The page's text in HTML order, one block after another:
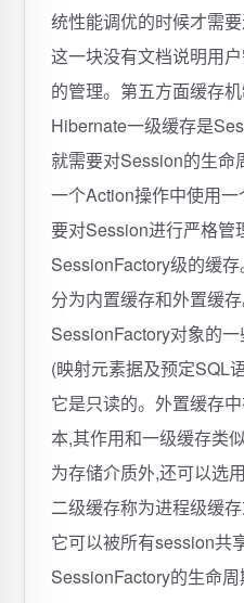
统性能调优的时候才需
这一块没有文档说明用
的管理。第五方面缓存
Hibernate一级缓存是
就需要对Session的生命
一个Action操作中使用
要对Session进行严格管
SessionFactory级的缓
分为内置缓存和外置缓
SessionFactory对象的
(映射元素据及预定SQL
它是只读的。外置缓存
本,其作用和一级缓存类
为存储介质外,还可以选
二级缓存称为进程级缓
它可以被所有session共
SessionFactory的生命